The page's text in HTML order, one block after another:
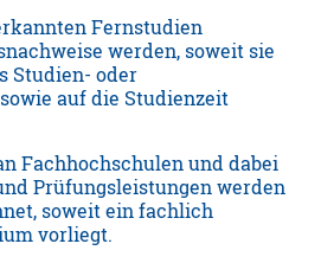
Fernstudien
werden, soweit sie
Studien- oder
auf die Studienzeit
Fachhochschulen und dabei
Prüfungsleistungen werden
soweit ein fachlich
vorliegt.